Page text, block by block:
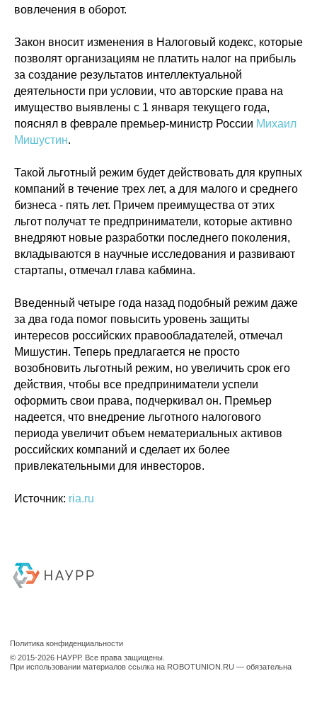
вовлечения в оборот.
Закон вносит изменения в Налоговый кодекс, которые
позволят организациям не платить налог на прибыль
за создание результатов интеллектуальной
деятельности при условии, что авторские права на
имущество выявлены с 1 января текущего года,
пояснял в феврале премьер-министр России Михаил
Мишустин.
Такой льготный режим будет действовать для крупных
компаний в течение трех лет, а для малого и среднего
бизнеса - пять лет. Причем преимущества от этих
льгот получат те предприниматели, которые активно
внедряют новые разработки последнего поколения,
вкладываются в научные исследования и развивают
стартапы, отмечал глава кабмина.
Введенный четыре года назад подобный режим даже
за два года помог повысить уровень защиты
интересов российских правообладателей, отмечал
Мишустин. Теперь предлагается не просто
возобновить льготный режим, но увеличить срок его
действия, чтобы все предприниматели успели
оформить свои права, подчеркивал он. Премьер
надеется, что внедрение льготного налогового
периода увеличит объем нематериальных активов
российских компаний и сделает их более
привлекательными для инвесторов.
Источник: ria.ru
© 2015-2026 НАУРР. Все права защищены. При использовании материалов
ссылка на ROBOTUNION.RU — обязательна
© 2015-2026 НАУРР. Все права защищены.
При использовании материалов ссылка на ROBOTUNION.RU — обязательна